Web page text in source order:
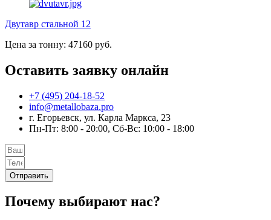
Двутавр стальной 12
Цена за тонну: 47160 руб.
Оставить заявку онлайн
+7 (495) 204-18-52
info@metallobaza.pro
г. Егорьевск, ул. Карла Маркса, 23
Пн-Пт: 8:00 - 20:00, Сб-Вс: 10:00 - 18:00
Отправить
Почему выбирают нас?